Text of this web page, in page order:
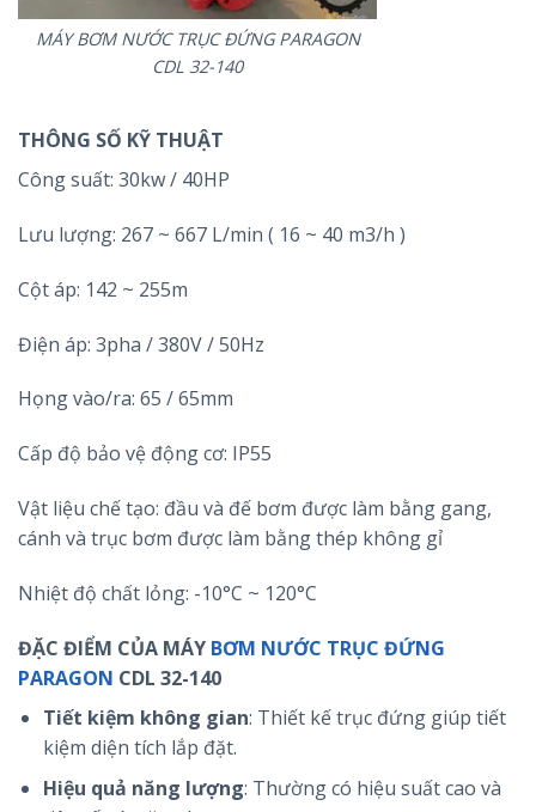
MÁY BƠM NƯỚC TRỤC ĐỨNG PARAGON
CDL 32-140
THÔNG SỐ KỸ THUẬT
Công suất: 30kw / 40HP
Lưu lượng: 267 ~ 667 L/min ( 16 ~ 40 m3/h )
Cột áp: 142 ~ 255m
Điện áp: 3pha / 380V / 50Hz
Họng vào/ra: 65 / 65mm
Cấp độ bảo vệ động cơ: IP55
Vật liệu chế tạo: đầu và đế bơm được làm bằng gang,
cánh và trục bơm được làm bằng thép không gỉ
Nhiệt độ chất lỏng: -10°C ~ 120°C
ĐẶC ĐIỂM CỦA MÁY BƠM NƯỚC TRỤC ĐỨNG
PARAGON CDL 32-140
Tiết kiệm không gian: Thiết kế trục đứng giúp tiết
kiệm diện tích lắp đặt.
Hiệu quả năng lượng: Thường có hiệu suất cao và